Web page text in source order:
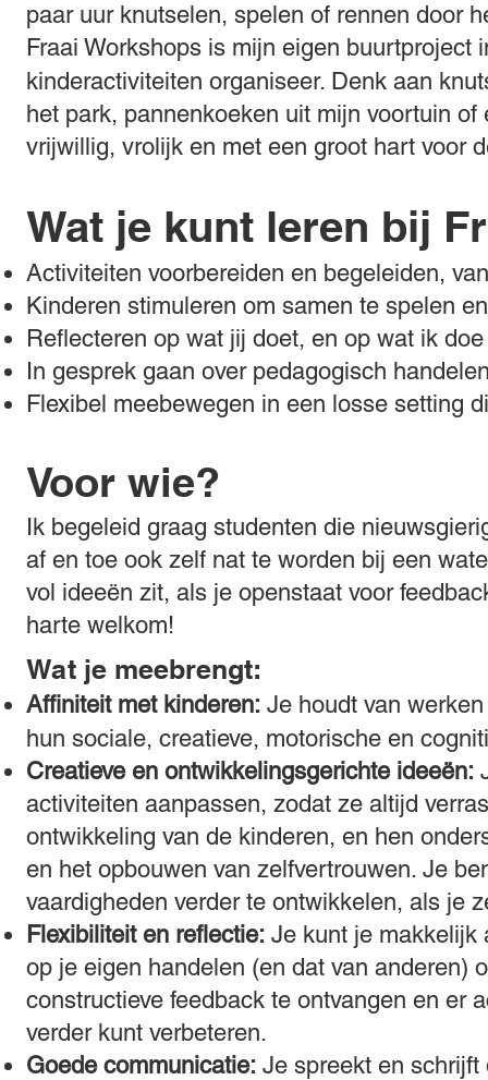
paar uur knutselen, spelen of rennen door
Fraai Workshops is mijn eigen buurtproject
kinderactiviteiten organiseer. Denk aan
het park, pannenkoeken uit mijn voortuin
vrijwillig, vrolijk en met een groot hart voor
Wat je kunt leren bij
Activiteiten voorbereiden en begeleiden,
Kinderen stimuleren om samen te spelen
Reflecteren op wat jij doet, en op wat ik doe
In gesprek gaan over pedagogisch
Flexibel meebewegen in een losse setting
Voor wie?
Ik begeleid graag studenten die
af en toe ook zelf nat te worden bij een
vol ideeën zit, als je openstaat voor
harte welkom!
Wat je meebrengt:
Affiniteit met kinderen: Je houdt van
hun sociale, creatieve, motorische en
Creatieve en ontwikkelingsgerichte ideeën:
activiteiten aanpassen, zodat ze altijd
ontwikkeling van de kinderen, en hen
en het opbouwen van zelfvertrouwen. Je
vaardigheden verder te ontwikkelen, als je
Flexibiliteit en reflectie: Je kunt je makkelijk
op je eigen handelen (en dat van anderen)
constructieve feedback te ontvangen en er
verder kunt verbeteren.
Goede communicatie: Je spreekt en